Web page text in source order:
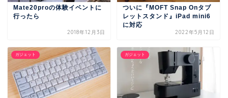
Mate20proの体験イベントに
行ったら
2018年12月3日
ついに『MOFT Snap Onタブ
レットスタンド』iPad mini6
に対応
2022年5月12日
ガジェット ガジェット